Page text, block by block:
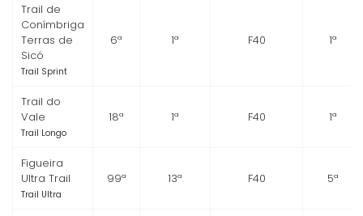
Trail de
Conímbriga
Terras de
Sicó
Trail Sprint
6ª 1ª F40 1ª
Trail do
Vale
Trail Longo
18ª 1ª F40 1ª
Figueira
Ultra Trail
Trail Ultra
99ª 13ª F40 5ª